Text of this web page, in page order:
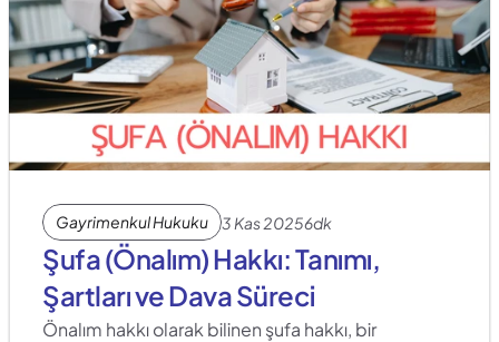
Gayrimenkul Hukuku 3 Kas 20256dk
Şufa (Önalım) Hakkı: Tanımı,
Şartları ve Dava Süreci
Önalım hakkı olarak bilinen şufa hakkı, bir